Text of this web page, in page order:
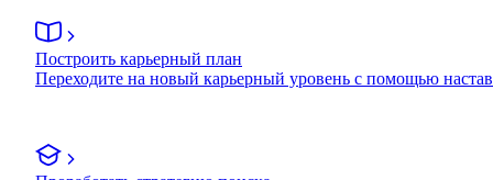
Построить карьерный план
Переходите на новый карьерный уровень с помощью